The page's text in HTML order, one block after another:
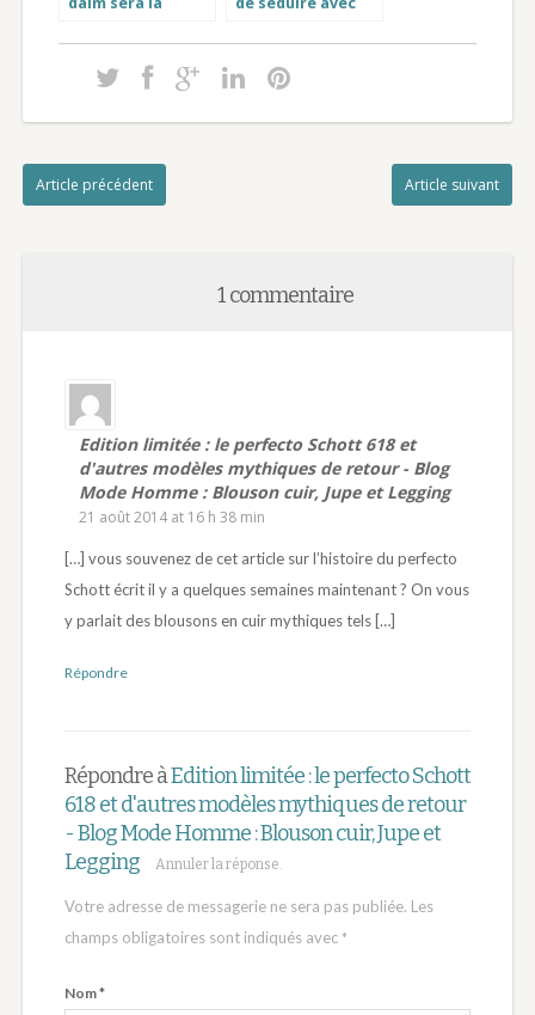
Printemps 2015 !
Article précédent Article suivant
1 commentaire
Edition limitée : le perfecto Schott 618 et
d'autres modèles mythiques de retour - Blog
Mode Homme : Blouson cuir, Jupe et Legging
21 août 2014 at 16 h 38 min
[…] vous souvenez de cet article sur l’histoire du perfecto
Schott écrit il y a quelques semaines maintenant ? On vous
y parlait des blousons en cuir mythiques tels […]
Répondre
Répondre àEdition limitée : le perfecto Schott
618 et d'autres modèles mythiques de retour
- Blog Mode Homme : Blouson cuir, Jupe et
Legging
Annuler la réponse.
Votre adresse de messagerie ne sera pas publiée. Les
champs obligatoires sont indiqués avec *
Nom*